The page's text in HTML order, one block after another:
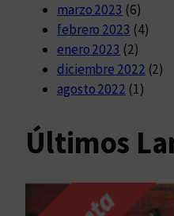
marzo 2023 (6)
febrero 2023 (4)
enero 2023 (2)
diciembre 2022 (2)
agosto 2022 (1)
Últimos